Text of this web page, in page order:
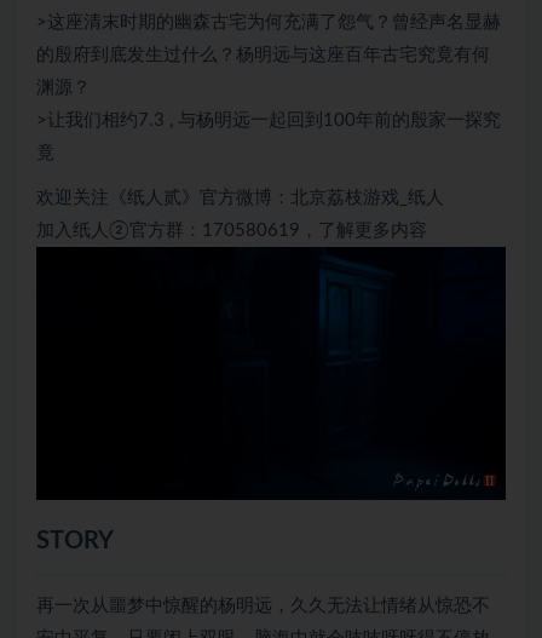
>这座清末时期的幽森古宅为何充满了怨气？曾经声名显赫
的殷府到底发生过什么？杨明远与这座百年古宅究竟有何
渊源？
>让我们相约7.3 , 与杨明远一起回到100年前的殷家一探究
竟
欢迎关注《纸人贰》官方微博：北京荔枝游戏_纸人
加入纸人②官方群：170580619，了解更多内容
STORY
再一次从噩梦中惊醒的杨明远，久久无法让情绪从惊恐不